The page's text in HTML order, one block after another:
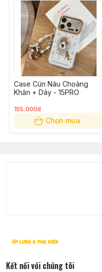
Case Cún Nâu Choàng
Khăn + Dây - 15PRO
155.000đ
Chọn mua
Kết nối với chúng tôi